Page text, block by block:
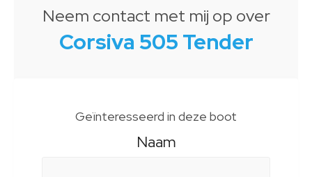
Neem contact met mij op over
Corsiva 505 Tender
Geïnteresseerd in deze boot
Naam